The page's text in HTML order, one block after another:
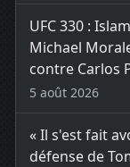
UFC 330 :
Michael
contre Carlos
5 août 2026
« Il s'est fait
défense de